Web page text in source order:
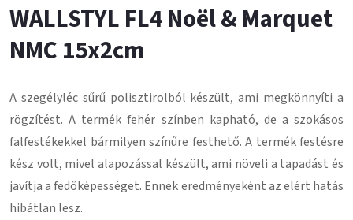
WALLSTYL FL4 Noël & Marquet
NMC 15x2cm
A szegélyléc sűrű polisztirolból készült, ami megkönnyíti a
rögzítést. A termék fehér színben kapható, de a szokásos
falfestékekkel bármilyen színűre festhető. A termék festésre
kész volt, mivel alapozással készült, ami növeli a tapadást és
javítja a fedőképességet. Ennek eredményeként az elért hatás
hibátlan lesz.